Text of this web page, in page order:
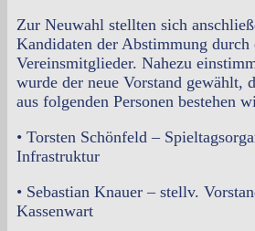
Zur Neuwahl stellten sich
Kandidaten der Abstimmung durch
Vereinsmitglieder. Nahezu
wurde der neue Vorstand gewählt,
aus folgenden Personen bestehen
• Torsten Schönfeld –
Infrastruktur
• Sebastian Knauer – stellv.
Kassenwart